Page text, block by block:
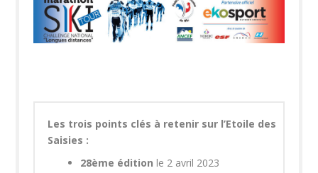
Les trois points clés à retenir sur l’Etoile des
Saisies :
28ème édition le 2 avril 2023